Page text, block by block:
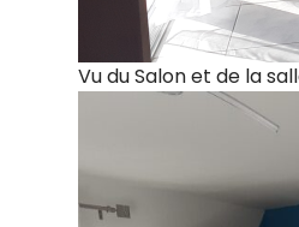
Vu du Salon et de la